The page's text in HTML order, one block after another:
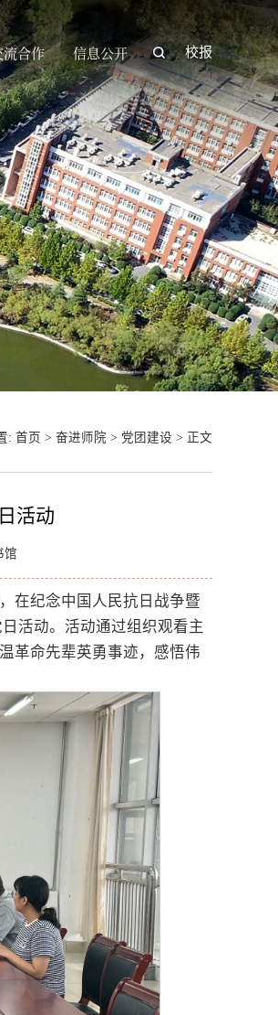
合作 信息公开 校报
: 首页 > 奋进师院 > 党团建设 > 正文
活动
馆
在纪念中国人民抗日战争暨
活动。活动通过组织观看主
革命先辈英勇事迹，感悟伟